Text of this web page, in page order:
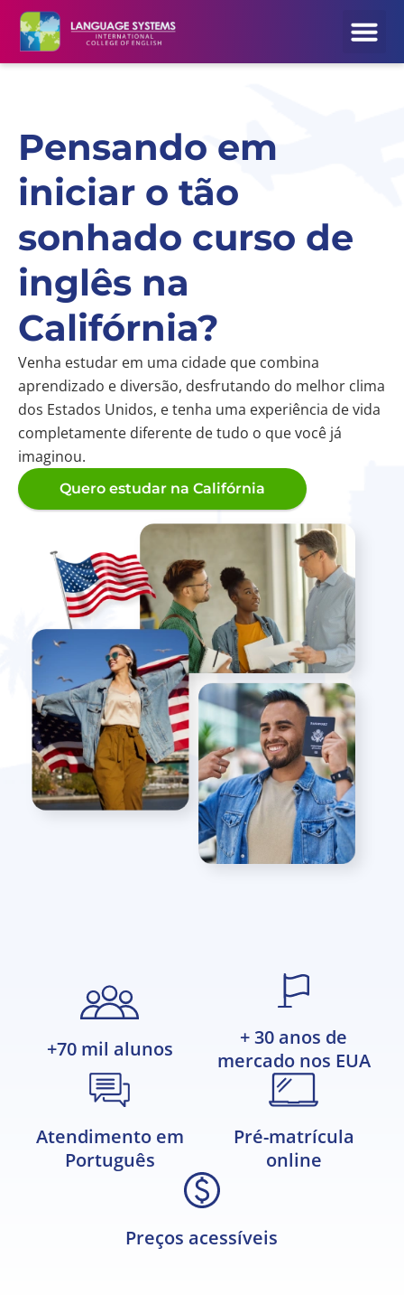
Pensando em
iniciar o tão
sonhado curso de
inglês na
Califórnia?
Venha estudar em uma cidade que combina
aprendizado e diversão, desfrutando do melhor clima
dos Estados Unidos, e tenha uma experiência de vida
completamente diferente de tudo o que você já
imaginou.
Quero estudar na Califórnia
+70 mil alunos
+ 30 anos de
mercado nos EUA
Atendimento em
Português
Pré-matrícula
online
Preços acessíveis